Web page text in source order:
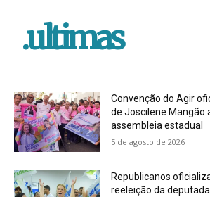
.ultimas
Convenção do Agir
de Joscilene Mangão
assembleia estadual
5 de agosto de 2026
Republicanos
reeleição da